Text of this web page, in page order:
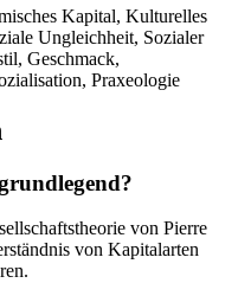
Kapital, Kulturelles
Ungleichheit, Sozialer
Geschmack,
Praxeologie
von Pierre
von Kapitalarten